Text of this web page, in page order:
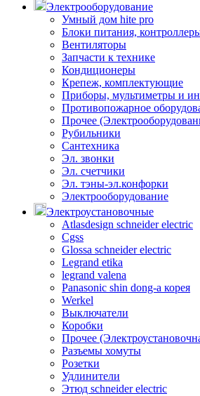
Электрооборудование
Умный дом hite pro
Блоки питания,
Вентиляторы
Запчасти к технике
Кондиционеры
Крепеж, комплектующие
Приборы, мультиметры и
Противопожарное
Прочее
Рубильники
Сантехника
Эл. звонки
Эл. счетчики
Эл. тэны-эл.конфорки
Электрооборудование
Электроустановочные
Atlasdesign schneider electric
Cgss
Glossa schneider electric
Legrand etika
legrand valena
Panasonic shin dong-a корея
Werkel
Выключатели
Коробки
Прочее
Разъемы хомуты
Розетки
Удлинители
Этюд schneider electric